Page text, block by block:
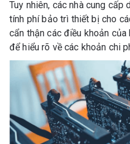
Tuy nhiên, các nhà cung
tính phí bảo trì thiết bị cho
cẩn thận các điều khoản
để hiểu rõ về các khoản chi